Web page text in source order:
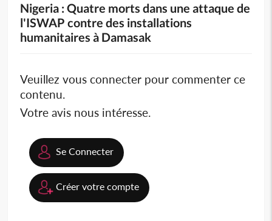
Nigeria : Quatre morts dans une attaque de
l'ISWAP contre des installations
humanitaires à Damasak
Veuillez vous connecter pour commenter ce
contenu.
Votre avis nous intéresse.
Se Connecter
Créer votre compte